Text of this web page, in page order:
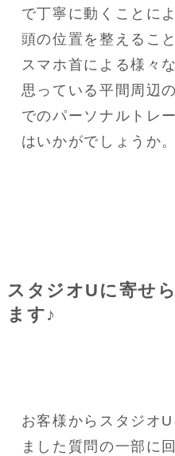
で丁寧に動くことに
頭の位置を整えるこ
スマホ首による様々
思っている平間周辺
でのパーソナルトレ
はいかがでしょうか。
スタジオUに寄せ
ます♪
お客様からスタジオ
ました質問の一部に